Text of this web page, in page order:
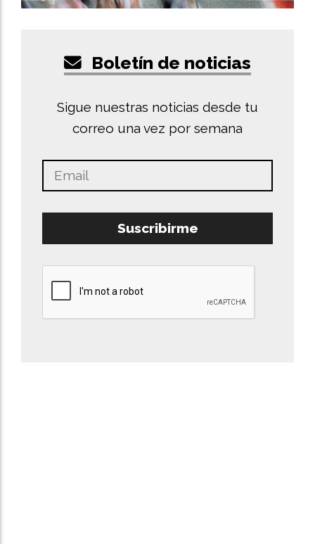
Boletín de noticias
Sigue nuestras noticias desde tu
correo una vez por semana
Suscribirme